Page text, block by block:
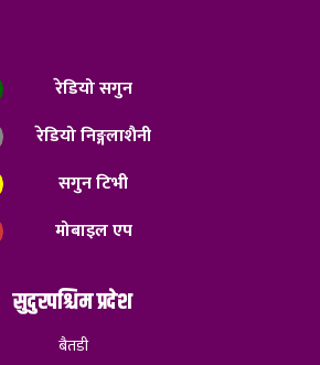
रेडियो सगुन
रेडियो निङ्गलाशैनी
सगुन टिभी
मोबाइल एप
सुदुरपश्चिम प्रदेश
बैतडी